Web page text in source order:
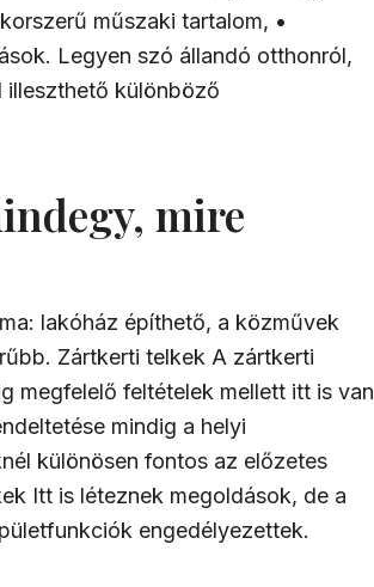
műszaki tartalom, •
Legyen szó állandó otthonról,
illeszthető különböző
mire
lakóház építhető, a közművek
Zártkerti telkek A zártkerti
megfelelő feltételek mellett itt is van
mindig a helyi
különösen fontos az előzetes
Itt is léteznek megoldások, de a
engedélyezettek.